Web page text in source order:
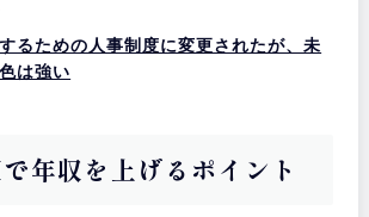
るための人事制度に変更されたが、未
は強い
年収を上げるポイント